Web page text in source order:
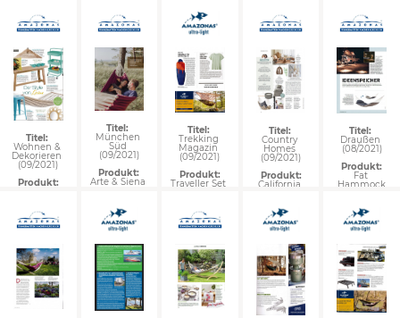
Titel:
Draußen
(08/2021)
Produkt:
Fat
Hammock
Titel:
Country
Homes
(09/2021)
Produkt:
California
Titel:
Trekking
Magazin
(09/2021)
Produkt:
Traveller Set
Titel:
München
Süd
(09/2021)
Produkt:
Arte & Siena
Titel:
Wohnen &
Dekorieren
(09/2021)
Produkt: